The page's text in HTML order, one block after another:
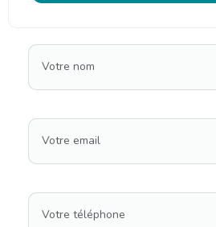
Votre nom
Votre email
Votre téléphone